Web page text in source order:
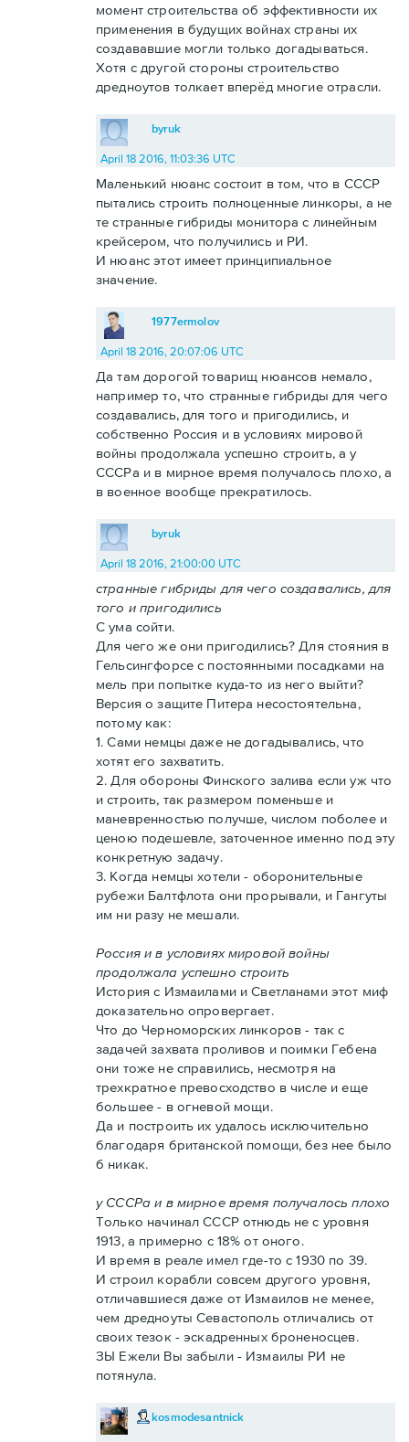
момент строительства об эффективности их
применения в будущих войнах страны их
создававшие могли только догадываться.
Хотя с другой стороны строительство
дредноутов толкает вперёд многие отрасли.
byruk
April 18 2016, 11:03:36 UTC
Маленький нюанс состоит в том, что в СССР
пытались строить полноценные линкоры, а не
те странные гибриды монитора с линейным
крейсером, что получились и РИ.
И нюанс этот имеет принципиальное
значение.
1977ermolov
April 18 2016, 20:07:06 UTC
Да там дорогой товарищ нюансов немало,
например то, что странные гибриды для чего
создавались, для того и пригодились, и
собственно Россия и в условиях мировой
войны продолжала успешно строить, а у
СССРа и в мирное время получалось плохо, а
в военное вообще прекратилось.
byruk
April 18 2016, 21:00:00 UTC
странные гибриды для чего создавались, для
того и пригодились
С ума сойти.
Для чего же они пригодились? Для стояния в
Гельсингфорсе с постоянными посадками на
мель при попытке куда-то из него выйти?
Версия о защите Питера несостоятельна,
потому как:
1. Сами немцы даже не догадывались, что
хотят его захватить.
2. Для обороны Финского залива если уж что
и строить, так размером поменьше и
маневренностью получше, числом поболее и
ценою подешевле, заточенное именно под эту
конкретную задачу.
3. Когда немцы хотели - оборонительные
рубежи Балтфлота они прорывали, и Гангуты
им ни разу не мешали.
Россия и в условиях мировой войны
продолжала успешно строить
История с Измаилами и Светланами этот миф
доказательно опровергает.
Что до Черноморских линкоров - так с
задачей захвата проливов и поимки Гебена
они тоже не справились, несмотря на
трехкратное превосходство в числе и еще
большее - в огневой мощи.
Да и построить их удалось исключительно
благодаря британской помощи, без нее было
б никак.
у СССРа и в мирное время получалось плохо
Только начинал СССР отнюдь не с уровня
1913, а примерно с 18% от оного.
И время в реале имел где-то с 1930 по 39.
И строил корабли совсем другого уровня,
отличавшиеся даже от Измаилов не менее,
чем дредноуты Севастополь отличались от
своих тезок - эскадренных броненосцев.
ЗЫ Ежели Вы забыли - Измаилы РИ не
потянула.
kosmodesantnick